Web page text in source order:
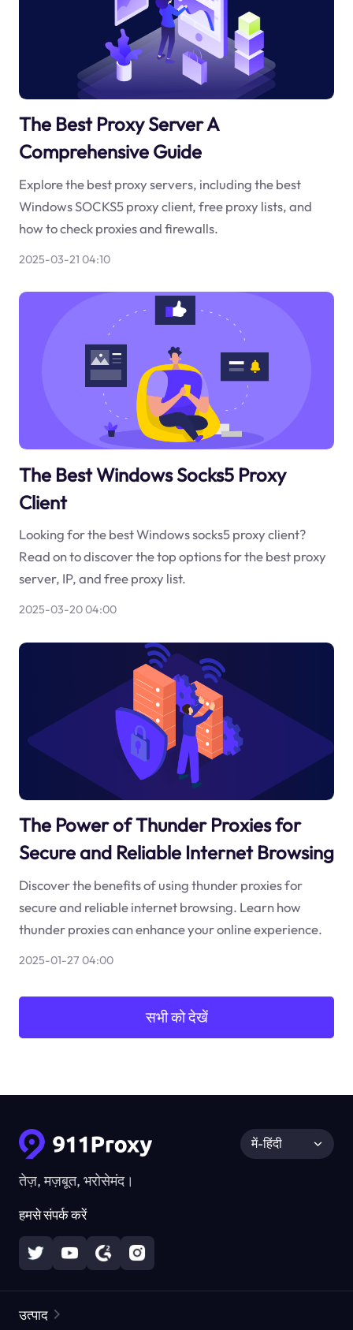
The Best Proxy Server A
Comprehensive Guide
Explore the best proxy servers, including the best
Windows SOCKS5 proxy client, free proxy lists, and
how to check proxies and firewalls.
2025-03-21 04:10
The Best Windows Socks5 Proxy
Client
Looking for the best Windows socks5 proxy client?
Read on to discover the top options for the best proxy
server, IP, and free proxy list.
2025-03-20 04:00
The Power of Thunder Proxies for
Secure and Reliable Internet Browsing
Discover the benefits of using thunder proxies for
secure and reliable internet browsing. Learn how
thunder proxies can enhance your online experience.
2025-01-27 04:00
सभी को देखें
तेज़, मज़बूत, भरोसेमंद।
हमसे संपर्क करें
में-हिंदी
उत्पाद